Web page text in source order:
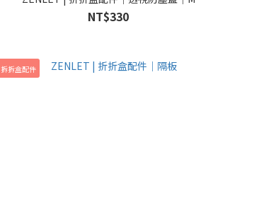
NT$330
拆拆盒配件